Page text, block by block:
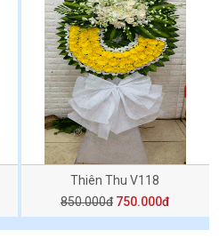
Thiên Thu V118
850.000đ 750.000đ